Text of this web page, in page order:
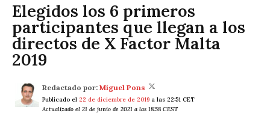
Elegidos los 6 primeros
participantes que llegan a los
directos de X Factor Malta
2019
Redactado por: Miguel Pons
Publicado el 22 de diciembre de 2019 a las 22:51 CET
Actualizado el 21 de junio de 2021 a las 18:58 CEST